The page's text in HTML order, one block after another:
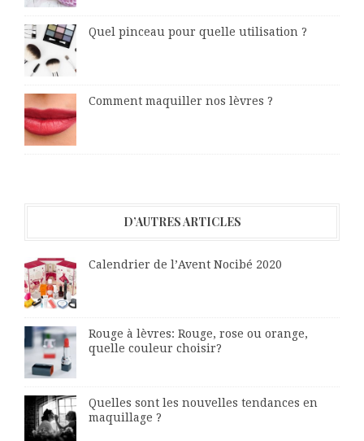
Quel pinceau pour quelle utilisation ?
Comment maquiller nos lèvres ?
D’AUTRES ARTICLES
Calendrier de l’Avent Nocibé 2020
Rouge à lèvres: Rouge, rose ou orange,
quelle couleur choisir?
Quelles sont les nouvelles tendances en
maquillage ?